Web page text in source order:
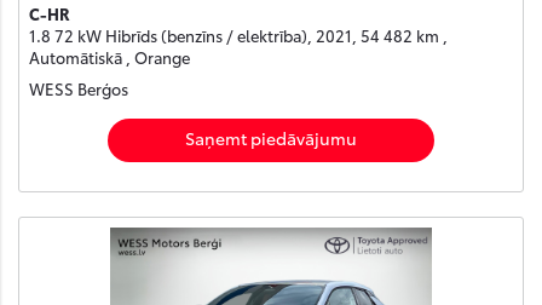
C-HR
1.8 72 kW Hibrīds (benzīns / elektrība), 2021, 54 482 km ,
Automātiskā , Orange
WESS Berģos
Saņemt piedāvājumu